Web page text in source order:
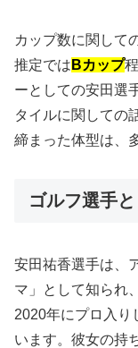
カップ数に関して
推定では Bカップ
ーとしての安田選
タイルに関しての
締まった体型は、
ゴルフ選手
安田祐香選手は、
マ」として知られ
2020年にプロ入り
います。彼女の持